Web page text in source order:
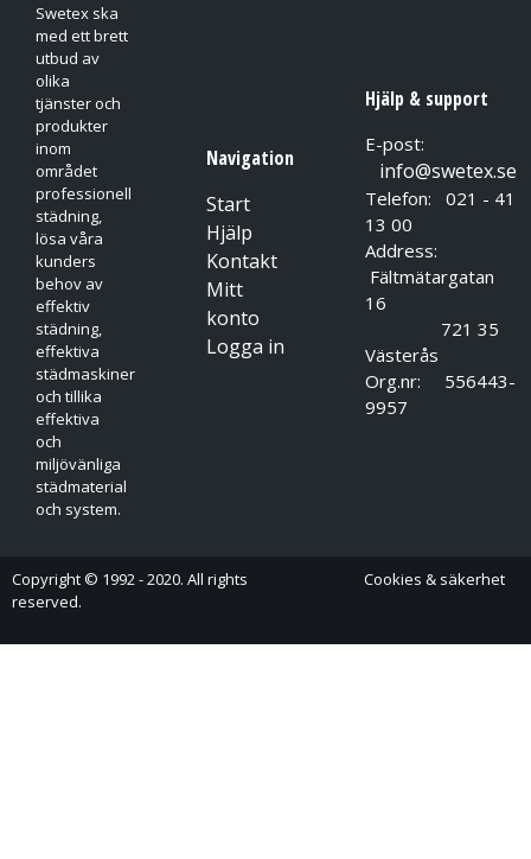
Swetex ska
med ett brett
utbud av
olika
tjänster och
produkter
inom
området
professionell
städning,
lösa våra
kunders
behov av
effektiv
städning,
effektiva
städmaskiner
och tillika
effektiva
och
miljövänliga
städmaterial
och system.
Navigation
Start
Hjälp
Kontakt
Mitt
konto
Logga in
Hjälp & support
E-post:
info@swetex.se
Telefon: 021 - 41
13 00
Address:
Fältmätargatan
16
721 35
Västerås
Org.nr: 556443-
9957
Copyright © 1992 - 2020. All rights
reserved.
Cookies & säkerhet